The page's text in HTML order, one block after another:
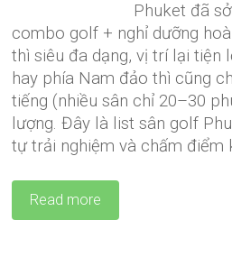
Phuket đã
combo golf + nghỉ dưỡng
thì siêu đa dạng, vị trí lại tiện
hay phía Nam đảo thì cũng
tiếng (nhiều sân chỉ 20–30
lượng. Đây là list sân golf
tự trải nghiệm và chấm điểm
Read more